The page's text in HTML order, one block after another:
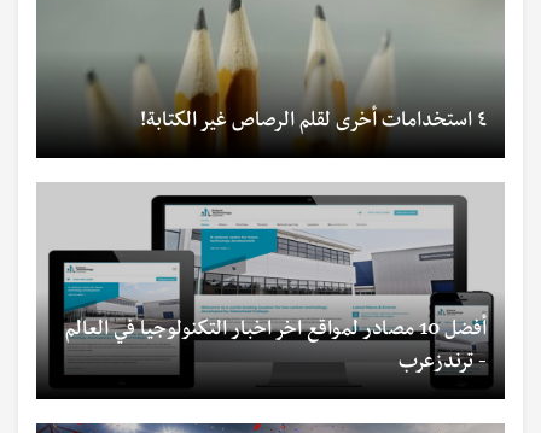
٤ استخدامات أخرى لقلم الرصاص غير الكتابة!
أفضل 10 مصادر لمواقع اخر اخبار التكنولوجيا في العالم
- ترندزعرب